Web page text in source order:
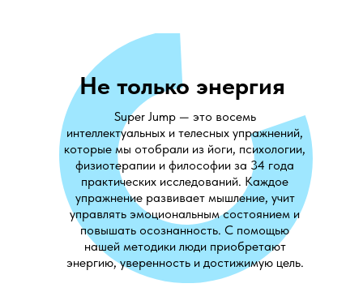
Не только энергия
Super Jump — это восемь
интеллектуальных и телесных упражнений,
которые мы отобрали из йоги, психологии,
физиотерапии и философии за 34 года
практических исследований. Каждое
упражнение развивает мышление, учит
управлять эмоциональным состоянием и
повышать осознанность. С помощью
нашей методики люди приобретают
энергию, уверенность и достижимую цель.